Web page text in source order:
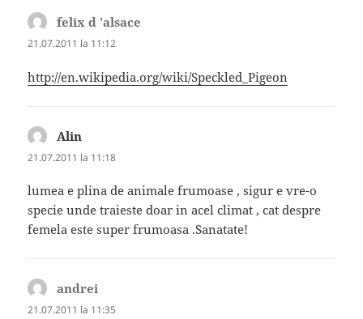
felix d 'alsace
21.07.2011 la 11:12
http://en.wikipedia.org/wiki/Speckled_Pigeon
Alin
21.07.2011 la 11:18
lumea e plina de animale frumoase , sigur e vre-o
specie unde traieste doar in acel climat , cat despre
femela este super frumoasa .Sanatate!
andrei
21.07.2011 la 11:35